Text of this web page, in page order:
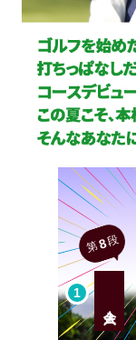
第8段
1